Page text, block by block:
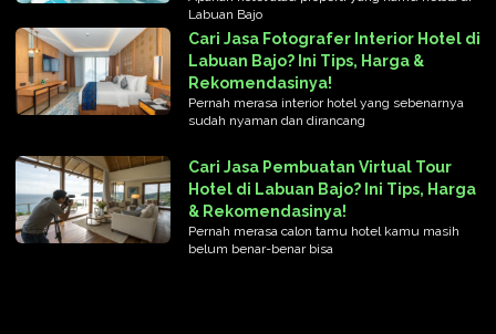
Labuan Bajo
Cari Jasa Fotografer Interior Hotel di
Labuan Bajo? Ini Tips, Harga &
Rekomendasinya!
Pernah merasa interior hotel yang sebenarnya
sudah nyaman dan dirancang
Cari Jasa Pembuatan Virtual Tour
Hotel di Labuan Bajo? Ini Tips, Harga
& Rekomendasinya!
Pernah merasa calon tamu hotel kamu masih
belum benar-benar bisa